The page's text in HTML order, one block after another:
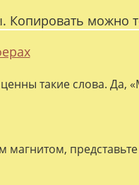
можно
такие слова. Да,
магнитом,